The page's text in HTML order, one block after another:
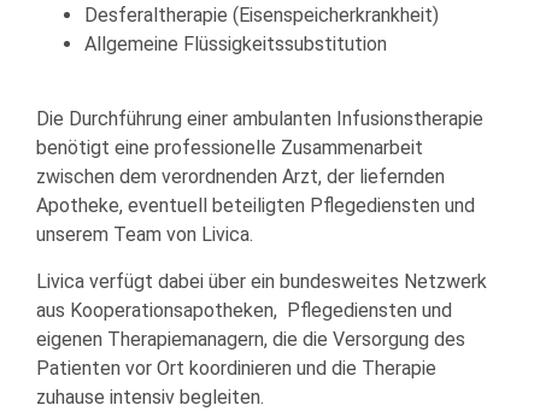
Desferaltherapie (Eisenspeicherkrankheit)
Allgemeine Flüssigkeitssubstitution
Die Durchführung einer ambulanten Infusionstherapie
benötigt eine professionelle Zusammenarbeit
zwischen dem verordnenden Arzt, der liefernden
Apotheke, eventuell beteiligten Pflegediensten und
unserem Team von Livica.
Livica verfügt dabei über ein bundesweites Netzwerk
aus Kooperationsapotheken, Pflegediensten und
eigenen Therapiemanagern, die die Versorgung des
Patienten vor Ort koordinieren und die Therapie
zuhause intensiv begleiten.